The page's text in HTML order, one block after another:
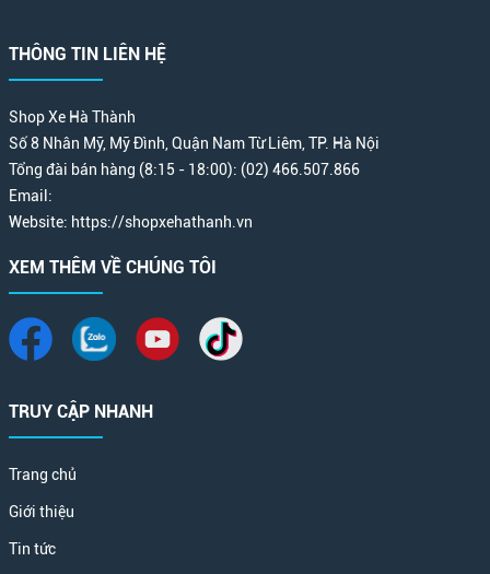
THÔNG TIN LIÊN HỆ
Shop Xe Hà Thành
Số 8 Nhân Mỹ, Mỹ Đình, Quận Nam Từ Liêm, TP. Hà Nội
Tổng đài bán hàng (8:15 - 18:00): (02) 466.507.866
Email:
Website: https://shopxehathanh.vn
XEM THÊM VỀ CHÚNG TÔI
TRUY CẬP NHANH
Trang chủ
Giới thiệu
Tin tức